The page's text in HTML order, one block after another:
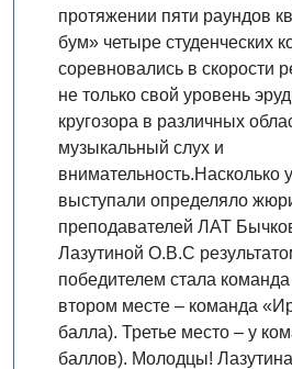
протяжении пяти раундов
бум» четыре студенческих
соревновались в скорости
не только свой уровень
кругозора в различных
музыкальный слух и
внимательность.Насколько
выступали определяло
преподавателей ЛАТ
Лазутиной О.В.С
победителем стала
втором месте – команда
балла). Третье место – у
баллов). Молодцы! Лазутина